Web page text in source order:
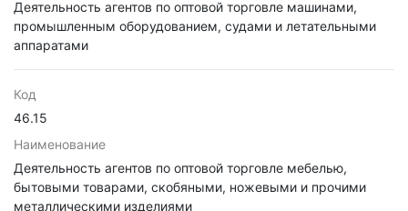
Деятельность агентов по оптовой торговле машинами,
промышленным оборудованием, судами и летательными
аппаратами
Код
46.15
Наименование
Деятельность агентов по оптовой торговле мебелью,
бытовыми товарами, скобяными, ножевыми и прочими
металлическими изделиями